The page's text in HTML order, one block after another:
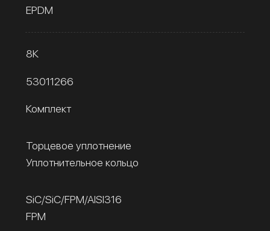
EPDM
8К
53011266
Комплект
Торцевое уплотнение
Уплотнительное кольцо
SiC/SiC/FPM/AISI316
FPM